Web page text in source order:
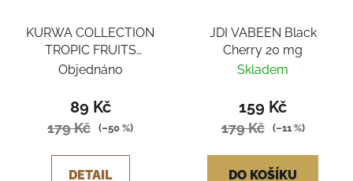
KURWA COLLECTION
TROPIC FRUITS
HONEYDEW ICE
Objednáno
89 Kč
179 Kč (–50 %)
DETAIL
JDI VABEEN Black
Cherry 20 mg
Skladem
159 Kč
179 Kč (–11 %)
DO KOŠÍKU